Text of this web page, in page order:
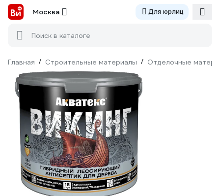
Москва Для юрлиц
Поиск в каталоге
Главная / Строительные материалы / Отделочные